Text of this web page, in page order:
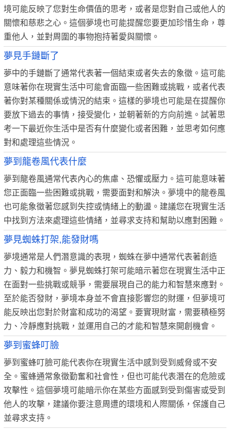
境可能反映了您對生命價值的思考，或者是您對自己或他人的
關懷和慈悲之心。這個夢境也可能提醒您要更加珍惜生命，尊
重他人，並對周圍的事物抱持著愛與關懷。
夢見手鏈斷了
夢中的手鏈斷了通常代表著一個結束或者失去的象徵。這可能
意味著你在現實生活中可能會面臨一些困難或挑戰，或者代表
著你對某種關係或情況的結束。這樣的夢境也可能是在提醒你
要放下過去的事情，接受變化，並朝著新的方向前進。試著思
考一下最近你生活中是否有什麼變化或者困難，並思考如何應
對和處理這些情況。
夢到龍卷風代表什麼
夢到龍卷風通常代表內心的焦慮、恐懼或壓力。這可能意味著
您正面臨一些困難或挑戰，需要面對和解決。夢境中的龍卷風
也可能象徵著您感到失控或情緒上的動盪。建議您在現實生活
中找到方法來處理這些情緒，並尋求支持和幫助以應對困難。
夢見蜘蛛打架,能發財嗎
夢境通常是人們潛意識的表現，蜘蛛在夢中通常代表著創造
力、毅力和機智。夢見蜘蛛打架可能暗示著您在現實生活中正
在面對一些挑戰或競爭，需要展現自己的能力和智慧來應對。
至於能否發財，夢境本身並不會直接影響您的財運，但夢境可
能反映出您對於財富和成功的渴望。要實現財富，需要積極努
力、冷靜應對挑戰，並運用自己的才能和智慧來開創機會。
夢到蜜蜂叮臉
夢到蜜蜂叮臉可能代表你在現實生活中感到受到威脅或不安
全。蜜蜂通常象徵勤奮和社會性，但也可能代表潛在的危險或
攻擊性。這個夢境可能暗示你在某些方面感到受到傷害或受到
他人的攻擊，建議你要注意周遭的環境和人際關係，保護自己
並尋求支持。